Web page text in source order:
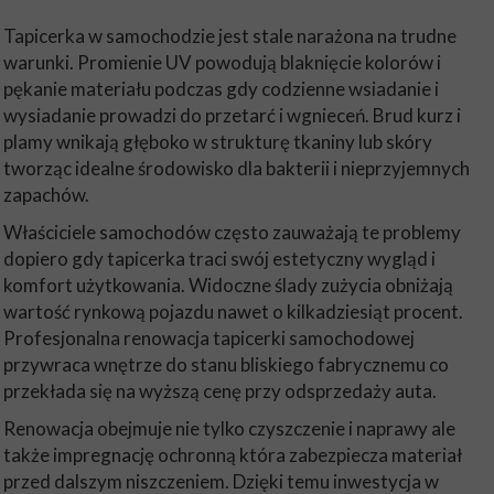
Tapicerka w samochodzie jest stale narażona na trudne
warunki. Promienie UV powodują blaknięcie kolorów i
pękanie materiału podczas gdy codzienne wsiadanie i
wysiadanie prowadzi do przetarć i wgnieceń. Brud kurz i
plamy wnikają głęboko w strukturę tkaniny lub skóry
tworząc idealne środowisko dla bakterii i nieprzyjemnych
zapachów.
Właściciele samochodów często zauważają te problemy
dopiero gdy tapicerka traci swój estetyczny wygląd i
komfort użytkowania. Widoczne ślady zużycia obniżają
wartość rynkową pojazdu nawet o kilkadziesiąt procent.
Profesjonalna renowacja tapicerki samochodowej
przywraca wnętrze do stanu bliskiego fabrycznemu co
przekłada się na wyższą cenę przy odsprzedaży auta.
Renowacja obejmuje nie tylko czyszczenie i naprawy ale
także impregnację ochronną która zabezpiecza materiał
przed dalszym niszczeniem. Dzięki temu inwestycja w